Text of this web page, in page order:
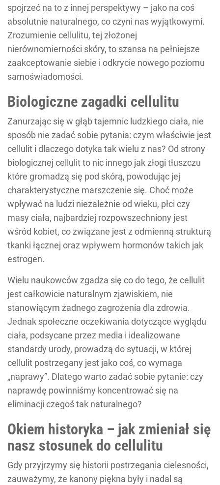
spojrzeć na to z innej perspektywy – jako na coś
absolutnie naturalnego, co czyni nas wyjątkowymi.
Zrozumienie cellulitu, tej złożonej
nierównomierności skóry, to szansa na pełniejsze
zaakceptowanie siebie i odkrycie nowego poziomu
samoświadomości.
Biologiczne zagadki cellulitu
Zanurzając się w głąb tajemnic ludzkiego ciała, nie
sposób nie zadać sobie pytania: czym właściwie jest
cellulit i dlaczego dotyka tak wielu z nas? Od strony
biologicznej cellulit to nic innego jak złogi tłuszczu
które gromadzą się pod skórą, powodując jej
charakterystyczne marszczenie się. Choć może
wpływać na ludzi niezależnie od wieku, płci czy
masy ciała, najbardziej rozpowszechniony jest
wśród kobiet, co związane jest z odmienną strukturą
tkanki łącznej oraz wpływem hormonów takich jak
estrogen.
Wielu naukowców zgadza się co do tego, że cellulit
jest całkowicie naturalnym zjawiskiem, nie
stanowiącym żadnego zagrożenia dla zdrowia.
Jednak społeczne oczekiwania dotyczące wyglądu
ciała, podsycane przez media i idealizowane
standardy urody, prowadzą do sytuacji, w której
cellulit postrzegany jest jako coś, co wymaga
„naprawy”. Dlatego warto zadać sobie pytanie: czy
naprawdę powinniśmy koncentrować się na
eliminacji czegoś tak naturalnego?
Okiem historyka – jak zmieniał się
nasz stosunek do cellulitu
Gdy przyjrzymy się historii postrzegania cielesności,
zauważymy, że kanony piękna były i nadal są